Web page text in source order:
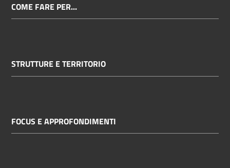
COME FARE PER...
STRUTTURE E TERRITORIO
FOCUS E APPROFONDIMENTI